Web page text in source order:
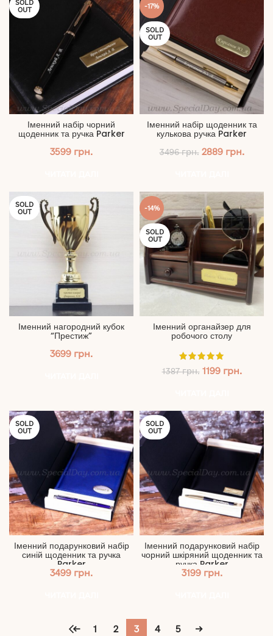
SOLD
OUT
Іменний набір чорний
щоденник та ручка Parker
3599 грн.
-17%
SOLD
OUT
Іменний набір щоденник та
кулькова ручка Parker
3496грн. Оригінальна
2889 грн.
SOLD
OUT
Іменний нагородний кубок
“Престиж”
3699 грн.
-14%
SOLD
OUT
Іменний органайзер для
робочого столу
1387грн. Оригінальна
1199 грн.
SOLD
OUT
Іменний подарунковий набір
синій щоденник та ручка
Parker
3499 грн.
SOLD
OUT
Іменний подарунковий набір
чорний шкіряний щоденник та
ручка Parker
3199 грн.
← 1 2 3 4 5 →